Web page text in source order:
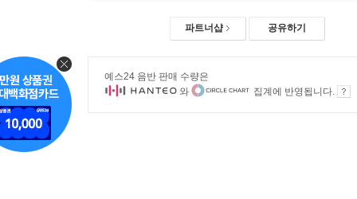
파트너샵 공유하기
예스24 음반 판매 수량은
와
집계에 반영됩니다.